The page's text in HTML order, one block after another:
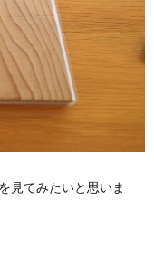
見てみたいと思いま